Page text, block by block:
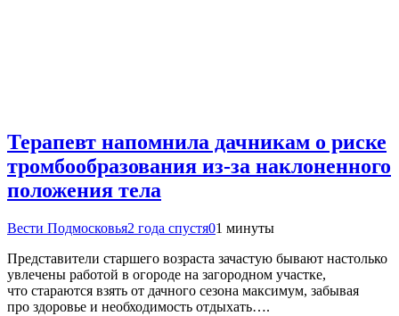
Терапевт напомнила дачникам о риске
тромбообразования из-за наклоненного
положения тела
Вести Подмосковья2 года спустя01 минуты
Представители старшего возраста зачастую бывают настолько
увлечены работой в огороде на загородном участке,
что стараются взять от дачного сезона максимум, забывая
про здоровье и необходимость отдыхать….